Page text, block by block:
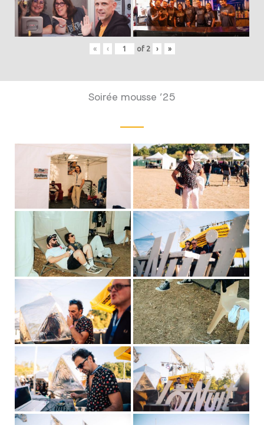
« ‹ of 2 › »
Soirée mousse ’25